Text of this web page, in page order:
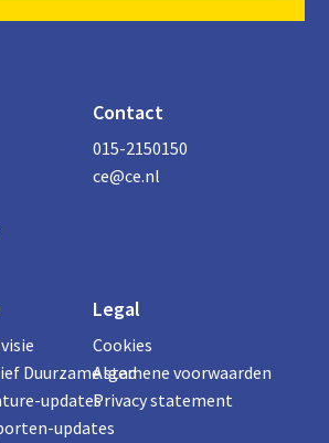
Contact
015-2150150
ce@ce.nl
Duurzame stad
updates
updates
Legal
Cookies
Algemene voorwaarden
Privacy statement